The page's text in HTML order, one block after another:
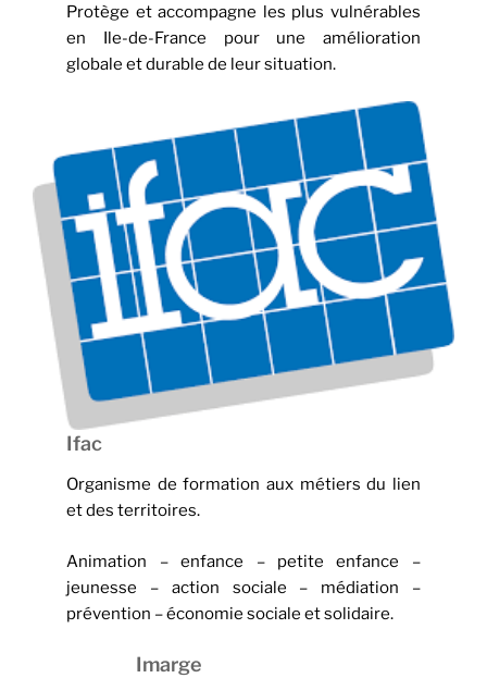
Protège et accompagne les plus vulnérables
en Ile-de-France pour une amélioration
globale et durable de leur situation.
Ifac
Organisme de formation aux métiers du lien
et des territoires.
Animation – enfance – petite enfance –
jeunesse – action sociale – médiation –
prévention – économie sociale et solidaire.
Imarge